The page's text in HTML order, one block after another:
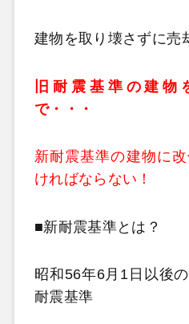
建物を取り壊さずに売
旧耐震基準の建物
で・・・
新耐震基準の建物に
ければならない！
■新耐震基準とは？
昭和56年6月1日以後
耐震基準